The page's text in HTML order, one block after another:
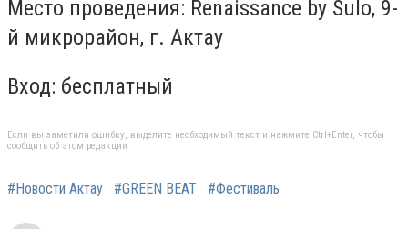
Место проведения: Renaissance by Sulo, 9-
й микрорайон, г. Актау
Вход: бесплатный
Если вы заметили ошибку, выделите необходимый текст и нажмите Ctrl+Enter, чтобы
сообщить об этом редакции
#Новости Актау #GREEN BEAT #Фестиваль